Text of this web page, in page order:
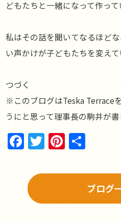
どもたちと一緒になって作って
私はその話を聞いてなるほど
い声かけが子どもたちを変え
つづく
※このブログはTeska Terrace
うにと思って理事長の駒井が書
Facebook
Twitter
ブログ